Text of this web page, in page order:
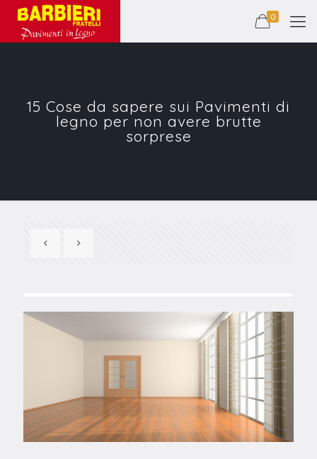
0
15 Cose da sapere sui Pavimenti di
legno per non avere brutte
sorprese